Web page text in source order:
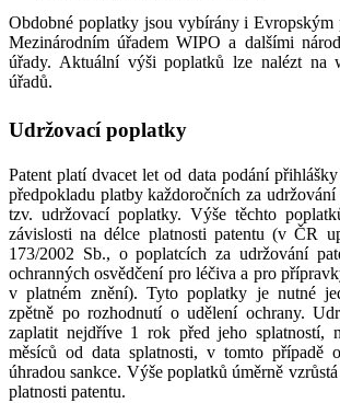
Obdobné poplatky jsou vybírány i Evropským
Mezinárodním úřadem WIPO a dalšími
úřady. Aktuální výši poplatků lze nalézt na
úřadů.
Udržovací poplatky
Patent platí dvacet let od data podání
předpokladu platby každoročních za
tzv. udržovací poplatky. Výše těchto
závislosti na délce platnosti patentu (v ČR
173/2002 Sb., o poplatcích za udržování
ochranných osvědčení pro léčiva a pro
v platném znění). Tyto poplatky je nutné
zpětně po rozhodnutí o udělení ochrany.
zaplatit nejdříve 1 rok před jeho splatností,
měsíců od data splatnosti, v tomto případě
úhradou sankce. Výše poplatků úměrně
platnosti patentu.